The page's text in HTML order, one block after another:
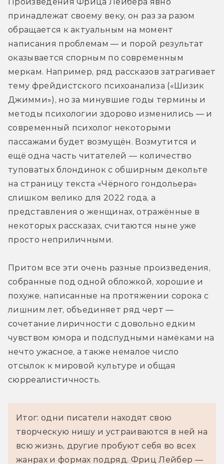
принадлежат своему веку, он раз за разом
обращается к актуальным на момент
написания проблемам — и порой результат
оказывается спорным по современным
меркам. Например, ряд рассказов затрагивает
тему фрейдистского психоанализа («Шизик
Джимми»), но за минувшие годы термины и
методы психологии здорово изменились — и
современный психолог некоторыми
пассажами будет возмущён. Возмутится и
ещё одна часть читателей — количество
туповатых блондинок с обширным декольте
на страницу текста «Чёрного гондольера»
слишком велико для 2022 года, а
представления о женщинах, отражённые в
некоторых рассказах, считаются ныне уже
просто неприличными.
Притом все эти очень разные произведения,
собранные под одной обложкой, хорошие и
похуже, написанные на протяжении сорока с
лишним лет, объединяет ряд черт —
сочетание лиричности с довольно едким
чувством юмора и подспудными намёками на
нечто ужасное, а также немалое число
отсылок к мировой культуре и общая
сюрреалистичность.
Итог: одни писатели находят свою
творческую нишу и устраиваются в ней на
всю жизнь, другие пробуют себя во всех
жанрах и формах подряд. Фриц Лейбер —